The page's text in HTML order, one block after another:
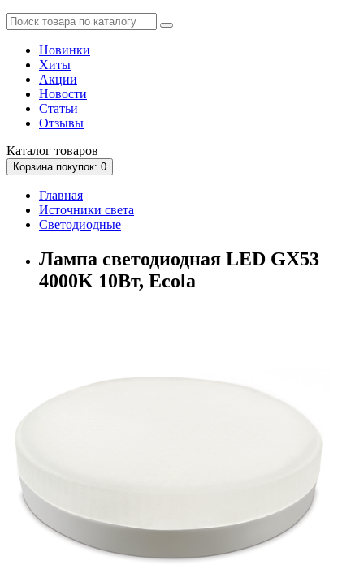
Новинки
Хиты
Акции
Новости
Статьи
Отзывы
Каталог товаров
Корзина покупок: 0
Главная
Источники света
Светодиодные
Лампа светодиодная LED GX53
4000K 10Вт, Ecola